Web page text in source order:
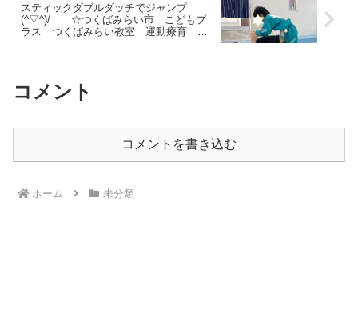
スティックダブルダッチでジャンプ
(^▽^)/ ☆つくばみらい市 こどもプ
ラス つくばみらい教室 運動療育 運
コメント
コメントを書き込む
ホーム 未分類